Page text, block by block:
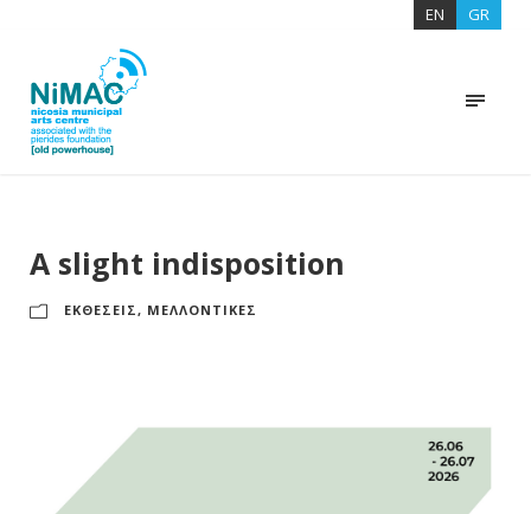
EN GR
A slight indisposition
ΕΚΘΕΣΕΙΣ, ΜΕΛΛΟΝΤΙΚΕΣ